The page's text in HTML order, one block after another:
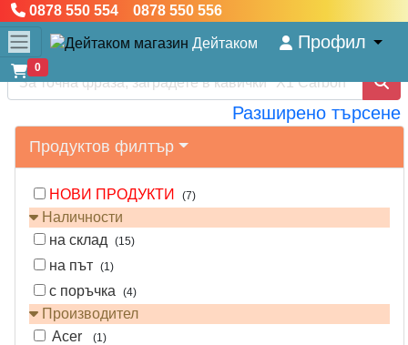
0878 550 554 0878 550 556
Дейтаком Профил
0
Разширено търсене
Продуктов филтър
НОВИ ПРОДУКТИ (7)
Наличности
на склад
(15)
на път (1)
с поръчка (4)
Производител
Acer
(1)